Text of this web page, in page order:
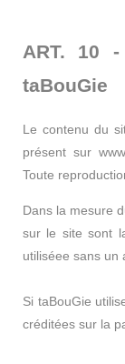
ART. 10
taBouGie
Le contenu du
présent sur
Toute
Dans la mesure
sur le site sont
utiliséee sans un
Si taBouGie
créditées sur la